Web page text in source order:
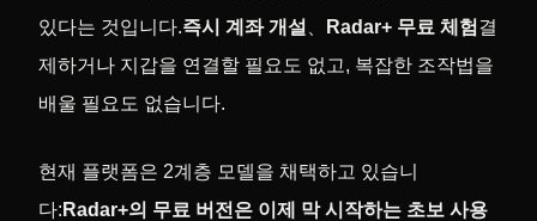
있다는 것입니다.즉시 계좌 개설 Radar+ 무료 체험 결
제하거나 지갑을 연결할 필요도 없고, 복잡한 조작법을
배울 필요도 없습니다.
현재 플랫폼은 2계층 모델을 채택하고 있습니
다: Radar+의 무료 버전은 이제 막 시작하는 초보 사용